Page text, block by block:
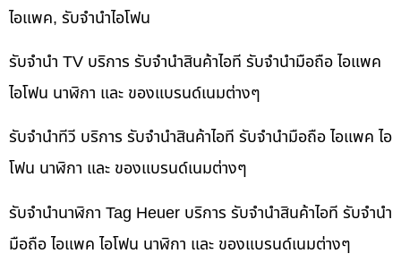
ไอแพค, รับจำนำไอโฟน
รับจำนำ TV บริการ รับจำนำสินค้าไอที รับจำนำมือถือ ไอแพค
ไอโฟน นาฬิกา และ ของแบรนด์เนมต่างๆ
รับจำนำทีวี บริการ รับจำนำสินค้าไอที รับจำนำมือถือ ไอแพค ไอ
โฟน นาฬิกา และ ของแบรนด์เนมต่างๆ
รับจำนำนาฬิกา Tag Heuer บริการ รับจำนำสินค้าไอที รับจำนำ
มือถือ ไอแพค ไอโฟน นาฬิกา และ ของแบรนด์เนมต่างๆ